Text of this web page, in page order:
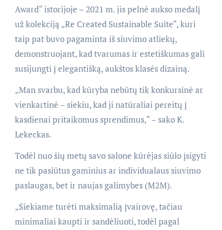
Award“ istorijoje – 2021 m. jis pelnė aukso medalį
už kolekciją „Re Created Sustainable Suite“, kuri
taip pat buvo pagaminta iš siuvimo atliekų,
demonstruojant, kad tvarumas ir estetiškumas gali
susijungti į elegantišką, aukštos klasės dizainą.
„Man svarbu, kad kūryba nebūtų tik konkursinė ar
vienkartinė – siekiu, kad ji natūraliai pereitų į
kasdienai pritaikomus sprendimus,“ – sako K.
Lekeckas.
Todėl nuo šių metų savo salone kūrėjas siūlo įsigyti
ne tik pasiūtus gaminius ar individualaus siuvimo
paslaugas, bet ir naujas galimybes (M2M).
„Siekiame turėti maksimalią įvairovę, tačiau
minimaliai kaupti ir sandėliuoti, todėl pagal